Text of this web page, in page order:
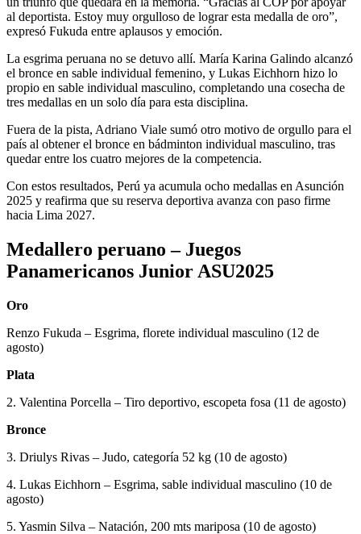
al deportista. Estoy muy orgulloso de lograr esta medalla de oro”,
expresó Fukuda entre aplausos y emoción.
La esgrima peruana no se detuvo allí. María Karina Galindo alcanzó
el bronce en sable individual femenino, y Lukas Eichhorn hizo lo
propio en sable individual masculino, completando una cosecha de
tres medallas en un solo día para esta disciplina.
Fuera de la pista, Adriano Viale sumó otro motivo de orgullo para el
país al obtener el bronce en bádminton individual masculino, tras
quedar entre los cuatro mejores de la competencia.
Con estos resultados, Perú ya acumula ocho medallas en Asunción
2025 y reafirma que su reserva deportiva avanza con paso firme
hacia Lima 2027.
Medallero peruano – Juegos
Panamericanos Junior ASU2025
Oro
Renzo Fukuda – Esgrima, florete individual masculino (12 de
agosto)
Plata
2. Valentina Porcella – Tiro deportivo, escopeta fosa (11 de agosto)
Bronce
3. Driulys Rivas – Judo, categoría 52 kg (10 de agosto)
4. Lukas Eichhorn – Esgrima, sable individual masculino (10 de
agosto)
5. Yasmin Silva – Natación, 200 mts mariposa (10 de agosto)